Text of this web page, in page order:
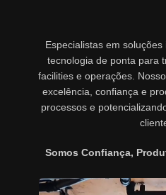
Especialistas em
tecnologia de ponta para
facilities e operações.
excelência, confiança e
processos e
Somos Confiança,